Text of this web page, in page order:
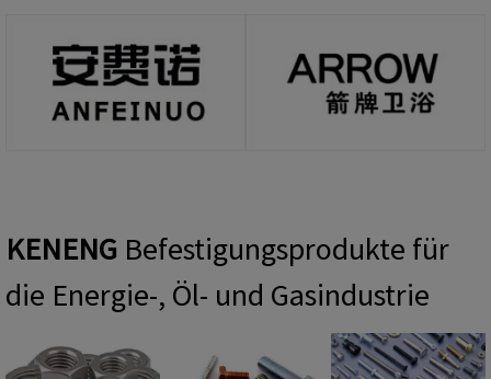
KENENG Befestigungsprodukte für
die Energie-, Öl- und Gasindustrie